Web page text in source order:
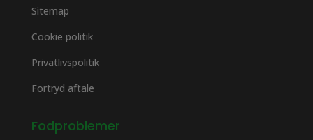
Sitemap
Cookie politik
Privatlivspolitik
Fortryd aftale
Fodproblemer